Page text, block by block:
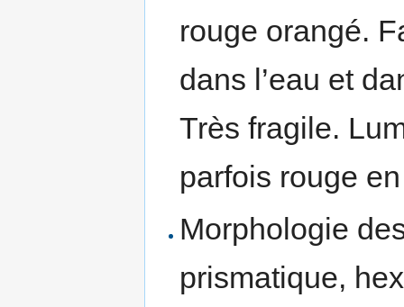
rouge orangé.
dans l’eau et
Très fragile.
parfois rouge
Morphologie
prismatique,